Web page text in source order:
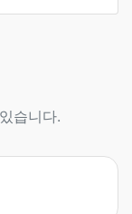
습니다.